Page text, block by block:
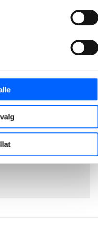
NCC Group